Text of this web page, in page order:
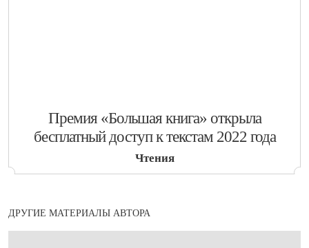
​Премия «Большая книга» открыла
бесплатный доступ к текстам 2022 года
Чтения
ДРУГИЕ МАТЕРИАЛЫ АВТОРА